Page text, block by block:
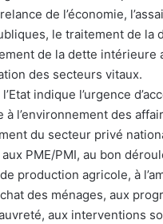
de l’économie,
le traitement de la
de la dette intérieure
des secteurs vitaux.
indique l’urgence
à l’environnement des
du secteur privé
PME/PMI, au bon
production agricole, à
des ménages, aux
aux interventions